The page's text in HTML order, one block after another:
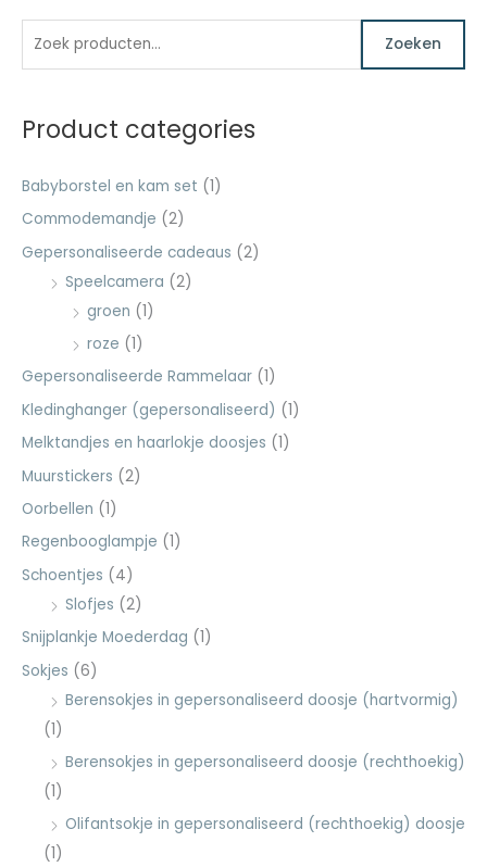
k
n
n
Zoeken
Product categories
Babyborstel en kam set (1)
Commodemandje (2)
Gepersonaliseerde cadeaus (2)
Speelcamera (2)
groen (1)
roze (1)
Gepersonaliseerde Rammelaar (1)
Kledinghanger (gepersonaliseerd) (1)
Melktandjes en haarlokje doosjes (1)
Muurstickers (2)
Oorbellen (1)
Regenbooglampje (1)
Schoentjes (4)
Slofjes (2)
Snijplankje Moederdag (1)
Sokjes (6)
Berensokjes in gepersonaliseerd doosje (hartvormig)
(1)
Berensokjes in gepersonaliseerd doosje (rechthoekig)
(1)
Olifantsokje in gepersonaliseerd (rechthoekig) doosje
(1)
rr